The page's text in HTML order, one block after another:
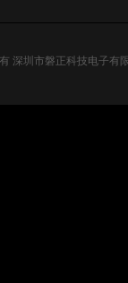
深圳市磐正科技电子有